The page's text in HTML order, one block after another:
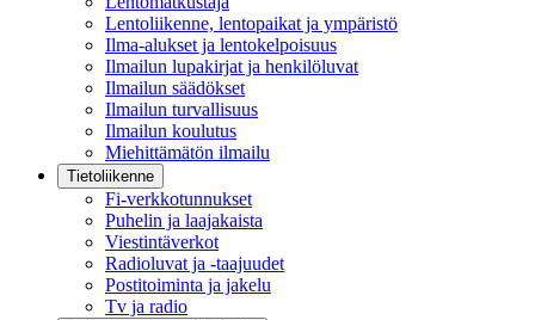
Lentoliikenne, lentopaikat ja ympäristö
Ilma-alukset ja lentokelpoisuus
Ilmailun lupakirjat ja henkilöluvat
Ilmailun säädökset
Ilmailun turvallisuus
Ilmailun koulutus
Miehittämätön ilmailu
Tietoliikenne
Fi-verkkotunnukset
Puhelin ja laajakaista
Viestintäverkot
Radioluvat ja -taajuudet
Postitoiminta ja jakelu
Tv ja radio